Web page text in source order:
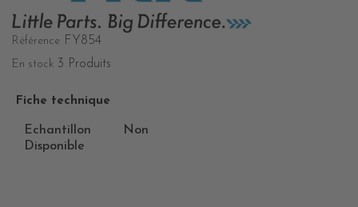
Référence FY854
En stock 3 Produits
Fiche technique
Echantillon
Disponible
Non